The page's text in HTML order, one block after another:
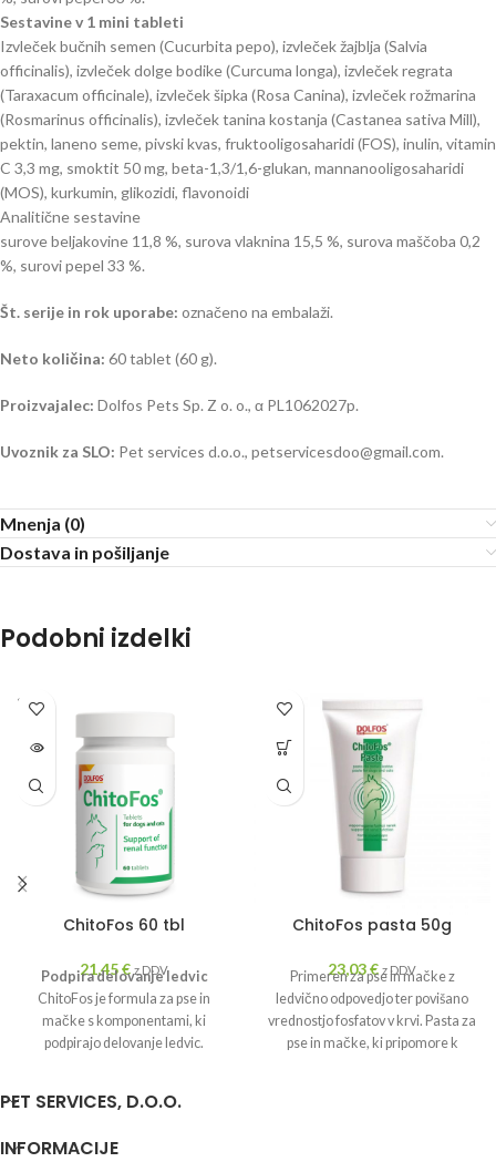
Sestavine v 1 mini tableti
Izvleček bučnih semen (Cucurbita pepo), izvleček žajblja (Salvia
officinalis), izvleček dolge bodike (Curcuma longa), izvleček regrata
(Taraxacum officinale), izvleček šipka (Rosa Canina), izvleček rožmarina
(Rosmarinus officinalis), izvleček tanina kostanja (Castanea sativa Mill),
pektin, laneno seme, pivski kvas, fruktooligosaharidi (FOS), inulin, vitamin
C 3,3 mg, smoktit 50 mg, beta-1,3/1,6-glukan, mannanooligosaharidi
(MOS), kurkumin, glikozidi, flavonoidi
Analitične sestavine
surove beljakovine 11,8 %, surova vlaknina 15,5 %, surova maščoba 0,2
%, surovi pepel 33 %.
Št. serije in rok uporabe: označeno na embalaži.
Neto količina: 60 tablet (60 g).
Proizvajalec: Dolfos Pets Sp. Z o. o., α PL1062027p.
Uvoznik za SLO: Pet services d.o.o., petservicesdoo@gmail.com.
Mnenja (0)
Dostava in pošiljanje
Podobni izdelki
SOLD
OUT
ChitoFos 60 tbl
21,45€ z DDV
Podpira delovanje ledvic
ChitoFos je formula za pse in
mačke s komponentami, ki
podpirajo delovanje ledvic.
ChitoFos pasta 50g
23,03€ z DDV
Primeren za pse in mačke z
ledvično odpovedjo ter povišano
vrednostjo fosfatov v krvi. Pasta za
pse in mačke, ki pripomore k
PET SERVICES, D.O.O.
INFORMACIJE